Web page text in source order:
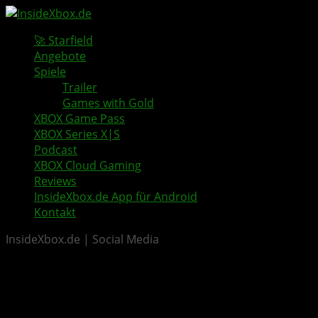
🚀 Starfield
Angebote
Spiele
Trailer
Games with Gold
XBOX Game Pass
XBOX Series X|S
Podcast
XBOX Cloud Gaming
Reviews
InsideXbox.de App für Android
Kontakt
InsideXbox.de | Social Media